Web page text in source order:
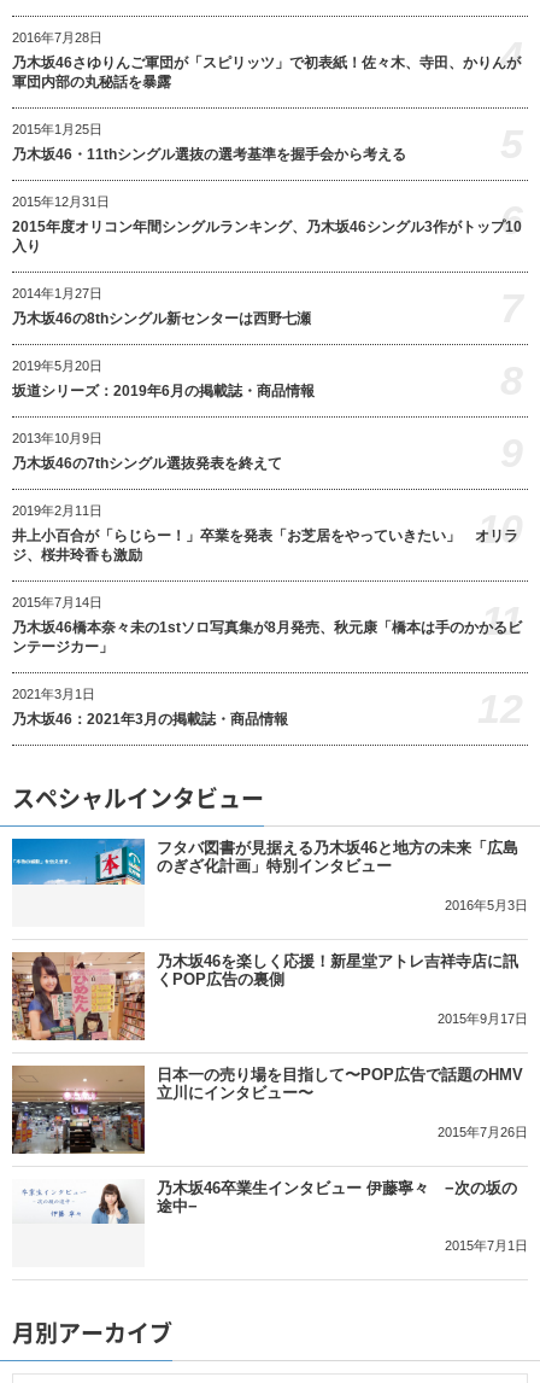
2016年7月28日
乃木坂46さゆりんご軍団が「スピリッツ」で初表紙！佐々木、寺田、かりんが
軍団内部の丸秘話を暴露
4
2015年1月25日
乃木坂46・11thシングル選抜の選考基準を握手会から考える
2015年12月31日
2015年度オリコン年間シングルランキング、乃木坂46シングル3作がトップ10
入り
6
2014年1月27日
乃木坂46の8thシングル新センターは西野七瀬
2019年5月20日
坂道シリーズ：2019年6月の掲載誌・商品情報
2013年10月9日
乃木坂46の7thシングル選抜発表を終えて
2019年2月11日
井上小百合が「らじらー！」卒業を発表「お芝居をやっていきたい」 オリラ
ジ、桜井玲香も激励
10
2015年7月14日
乃木坂46橋本奈々未の1stソロ写真集が8月発売、秋元康「橋本は手のかかるビ
ンテージカー」
11
2021年3月1日
乃木坂46：2021年3月の掲載誌・商品情報
スペシャルインタビュー
フタバ図書が見据える乃木坂46と地方の未来「広島
のぎざ化計画」特別インタビュー
2016年5月3日
乃木坂46を楽しく応援！新星堂アトレ吉祥寺店に訊
くPOP広告の裏側
2015年9月17日
日本一の売り場を目指して〜POP広告で話題のHMV
立川にインタビュー〜
2015年7月26日
乃木坂46卒業生インタビュー 伊藤寧々 −次の坂の
途中−
2015年7月1日
月別アーカイブ